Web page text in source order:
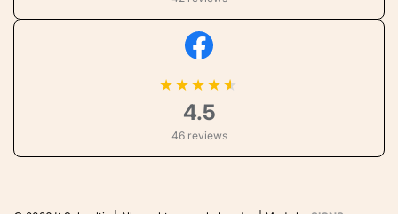
★★★★
4.5
46 reviews